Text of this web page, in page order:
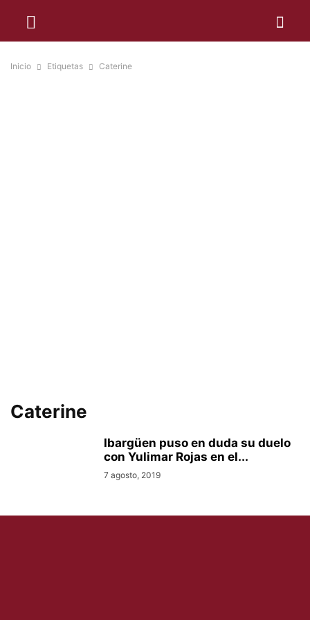
Inicio Etiquetas Caterine
Caterine
Ibargüen puso en duda su duelo
con Yulimar Rojas en el...
7 agosto, 2019